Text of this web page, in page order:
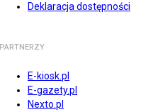
Deklaracja dostępności
PARTNERZY
E-kiosk.pl
E-gazety.pl
Nexto.pl